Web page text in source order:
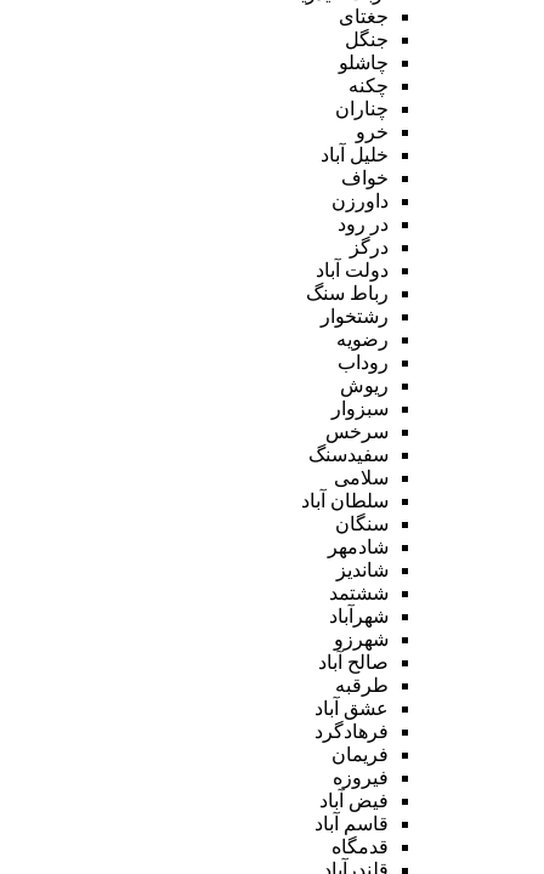
جغتای
جنگل
چاشلو
چکنه
چناران
خرو
خلیل آباد
خواف
داورزن
در رود
درگز
دولت آباد
رباط سنگ
رشتخوار
رضویه
روداب
ریوش
سبزوار
سرخس
سفیدسنگ
سلامی
سلطان آباد
سنگان
شادمهر
شاندیز
ششتمد
شهرآباد
شهرزو
صالح آباد
طرقبه
عشق آباد
فرهادگرد
فریمان
فیروزه
فیض آباد
قاسم آباد
قدمگاه
قلندرآباد